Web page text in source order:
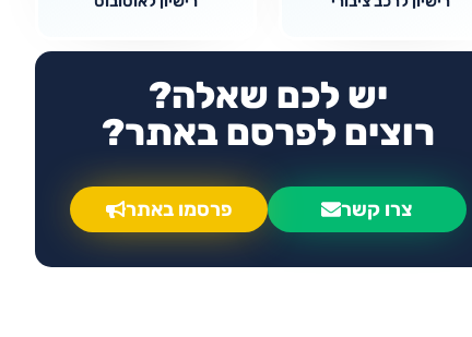
יש לכם שאלה?
רוצים לפרסם באתר?
צרו קשר פרסמו באתר